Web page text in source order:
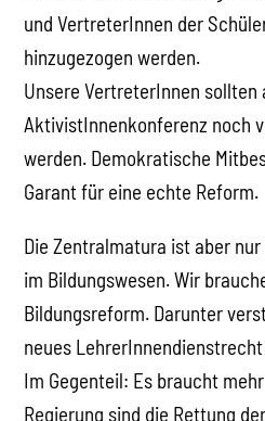
und VertreterInnen der
hinzugezogen werden.
Unsere VertreterInnen
AktivistInnenkonferenz noch
werden. Demokratische
Garant für eine echte Reform.
Die Zentralmatura ist aber
im Bildungswesen. Wir
Bildungsreform. Darunter
neues
Im Gegenteil: Es braucht
Regierung sind die Rettung